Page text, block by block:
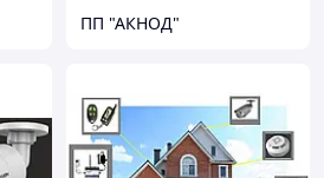
ПП "АКНОД"